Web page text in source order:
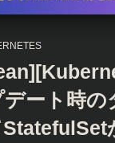
ート時の